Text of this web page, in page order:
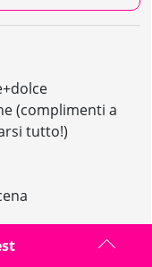
(complimenti a
tutto!)